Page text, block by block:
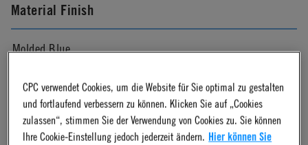
Material Finish
Molded Blue
Pressure Range
Vacuum to 125 psi, 8.6 bar
CPC verwendet Cookies, um die Website für Sie optimal zu gestalten
und fortlaufend verbessern zu können. Klicken Sie auf „Cookies
zulassen“, stimmen Sie der Verwendung von Cookies zu. Sie können
Ihre Cookie-Einstellung jedoch jederzeit ändern. Hier können Sie